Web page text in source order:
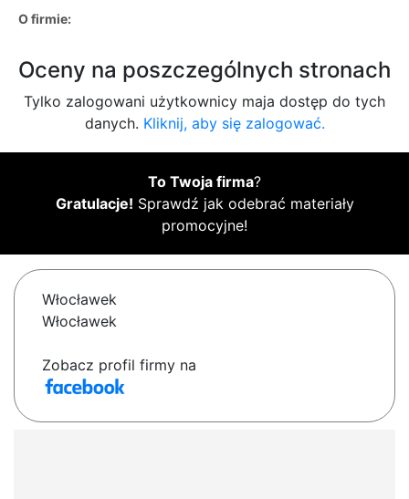
O firmie:
Oceny na poszczególnych stronach
Tylko zalogowani użytkownicy maja dostęp do tych
danych. Kliknij, aby się zalogować.
To Twoja firma?
Gratulacje! Sprawdź jak odebrać materiały
promocyjne!
Włocławek
Włocławek
Zobacz profil firmy na